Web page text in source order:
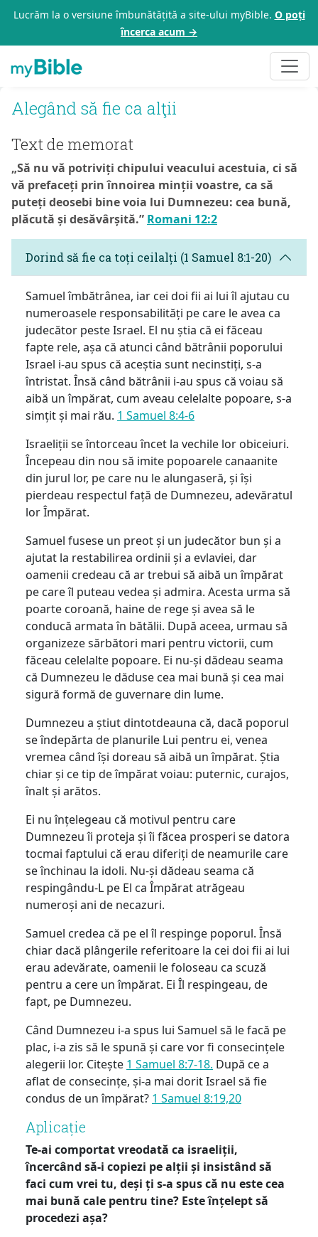
Lucrăm la o versiune îmbunătățită a site-ului myBible. O poți
încerca acum →
Alegând să fie ca alţii
Text de memorat
„Să nu vă potriviți chipului veacului acestuia, ci să
vă prefaceți prin înnoirea minții voastre, ca să
puteți deosebi bine voia lui Dumnezeu: cea bună,
plăcută și desăvârșită.” Romani 12:2
Dorind să fie ca toți ceilalți (1 Samuel 8:1-20)
Samuel îmbătrânea, iar cei doi fii ai lui îl ajutau cu
numeroasele responsabilități pe care le avea ca
judecător peste Israel. El nu știa că ei făceau
fapte rele, așa că atunci când bătrânii poporului
Israel i-au spus că aceștia sunt necinstiți, s-a
întristat. Însă când bătrânii i-au spus că voiau să
aibă un împărat, cum aveau celelalte popoare, s-a
simțit și mai rău. 1 Samuel 8:4-6
Israeliții se întorceau încet la vechile lor obiceiuri.
Începeau din nou să imite popoarele canaanite
din jurul lor, pe care nu le alungaseră, și își
pierdeau respectul față de Dumnezeu, adevăratul
lor Împărat.
Samuel fusese un preot și un judecător bun și a
ajutat la restabilirea ordinii și a evlaviei, dar
oamenii credeau că ar trebui să aibă un împărat
pe care îl puteau vedea și admira. Acesta urma să
poarte coroană, haine de rege și avea să le
conducă armata în bătălii. După aceea, urmau să
organizeze sărbători mari pentru victorii, cum
făceau celelalte popoare. Ei nu-și dădeau seama
că Dumnezeu le dăduse cea mai bună și cea mai
sigură formă de guvernare din lume.
Dumnezeu a știut dintotdeauna că, dacă poporul
se îndepărta de planurile Lui pentru ei, venea
vremea când își doreau să aibă un împărat. Știa
chiar și ce tip de împărat voiau: puternic, curajos,
înalt și arătos.
Ei nu înțelegeau că motivul pentru care
Dumnezeu îi proteja și îi făcea prosperi se datora
tocmai faptului că erau diferiți de neamurile care
se închinau la idoli. Nu-și dădeau seama că
respingându-L pe El ca Împărat atrăgeau
numeroși ani de necazuri.
Samuel credea că pe el îl respinge poporul. Însă
chiar dacă plângerile referitoare la cei doi fii ai lui
erau adevărate, oamenii le foloseau ca scuză
pentru a cere un împărat. Ei Îl respingeau, de
fapt, pe Dumnezeu.
Când Dumnezeu i-a spus lui Samuel să le facă pe
plac, i-a zis să le spună și care vor fi consecințele
alegerii lor. Citește 1 Samuel 8:7-18. După ce a
aflat de consecințe, și-a mai dorit Israel să fie
condus de un împărat? 1 Samuel 8:19,20
Aplicație
Te-ai comportat vreodată ca israeliții,
încercând să-i copiezi pe alții și insistând să
faci cum vrei tu, deși ți s-a spus că nu este cea
mai bună cale pentru tine? Este înțelept să
procedezi așa?